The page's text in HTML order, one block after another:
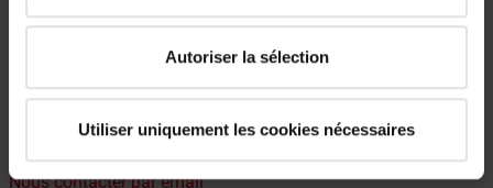
Autoriser la sélection
Utiliser uniquement les cookies nécessaires
Une question ?
Appelez nous pour plus de renseignement. Notre expert, Luk
+32 (0) 67 47 03 85
Nous contacter par email